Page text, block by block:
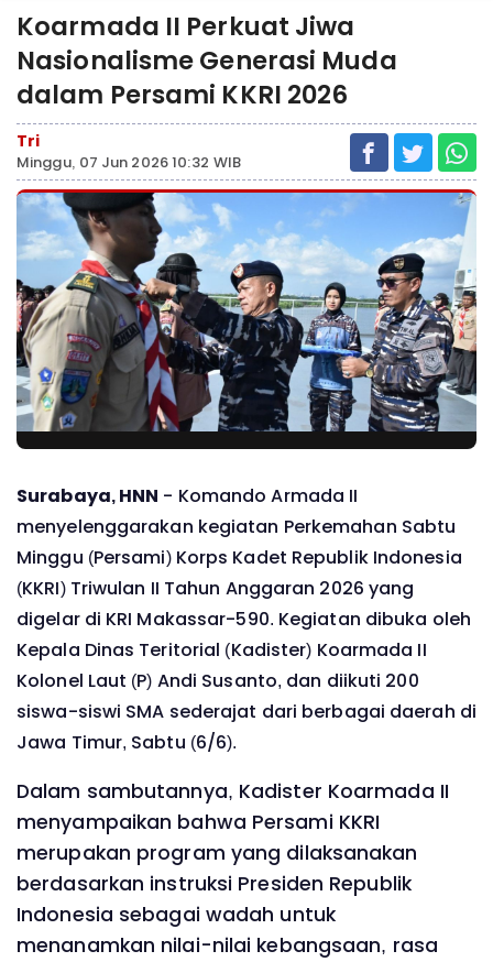
Koarmada II Perkuat Jiwa
Nasionalisme Generasi Muda
dalam Persami KKRI 2026
Tri
Minggu, 07 Jun 2026 10:32 WIB
Surabaya, HNN - Komando Armada II
menyelenggarakan kegiatan Perkemahan Sabtu
Minggu (Persami) Korps Kadet Republik Indonesia
(KKRI) Triwulan II Tahun Anggaran 2026 yang
digelar di KRI Makassar-590. Kegiatan dibuka oleh
Kepala Dinas Teritorial (Kadister) Koarmada II
Kolonel Laut (P) Andi Susanto, dan diikuti 200
siswa-siswi SMA sederajat dari berbagai daerah di
Jawa Timur, Sabtu (6/6).
Dalam sambutannya, Kadister Koarmada II
menyampaikan bahwa Persami KKRI
merupakan program yang dilaksanakan
berdasarkan instruksi Presiden Republik
Indonesia sebagai wadah untuk
menanamkan nilai-nilai kebangsaan, rasa